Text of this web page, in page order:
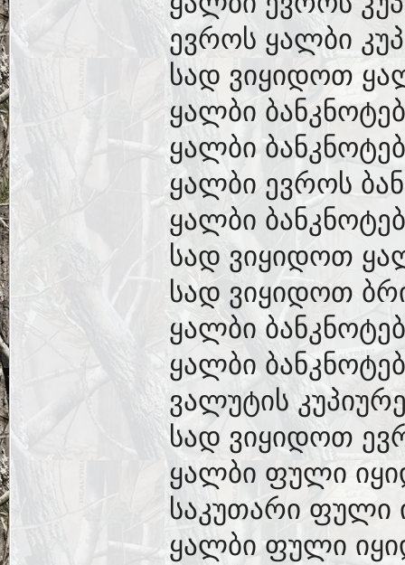
ევროს ყალბი
სად ვიყიდოთ
ყალბი
ყალბი
ყალბი ევროს
ყალბი
სად ვიყიდოთ
სად ვიყიდოთ
ყალბი
ყალბი
ვალუტის
სად ვიყიდოთ
ყალბი ფული
საკუთარი ფული
ყალბი ფული